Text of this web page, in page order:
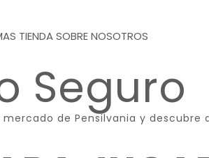
TIENDASOBRE NOSOTROS
Seguro
de Pensilvania y